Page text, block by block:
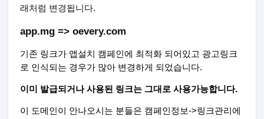
래처럼 변경됩니다.
app.mg => oevery.com
기존 링크가 앱설치 캠페인에 최적화 되어있고 광고링크
로 인식되는 경우가 많아 변경하게 되었습니다.
이미 발급되거나 사용된 링크는 그대로 사용가능합니다.
이 도메인이 안나오시는 분들은 캠페인정보->링크관리에